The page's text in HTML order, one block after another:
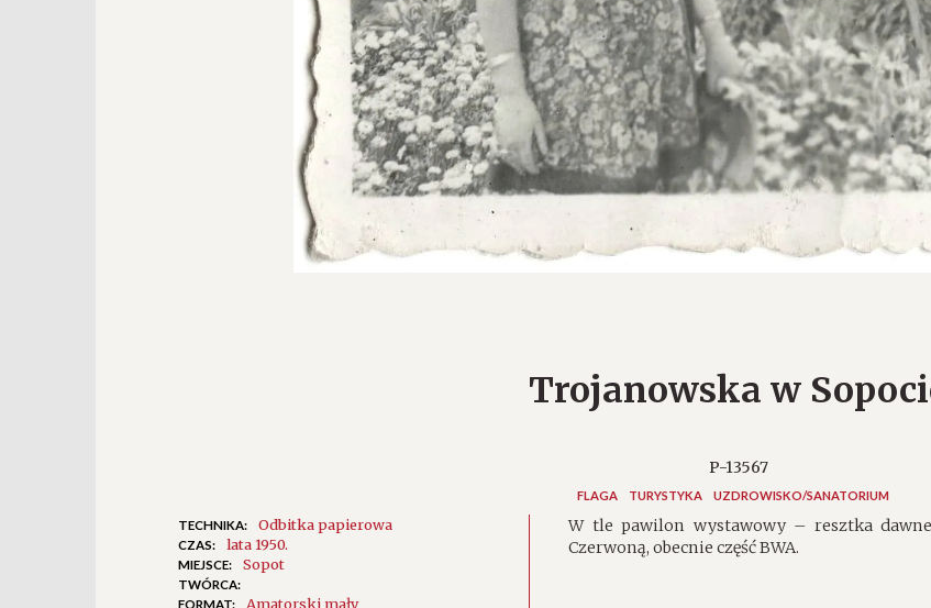
Trojanowska w
P-13567
FLAGA TURYSTYKA UZDROWISKO/SANATORIUM
TECHNIKA: Odbitka papierowa
CZAS: lata 1950.
MIEJSCE: Sopot
TWÓRCA:
FORMAT:
Amatorski mały
W tle pawilon wystawowy – resztka
Czerwoną, obecnie część BWA.